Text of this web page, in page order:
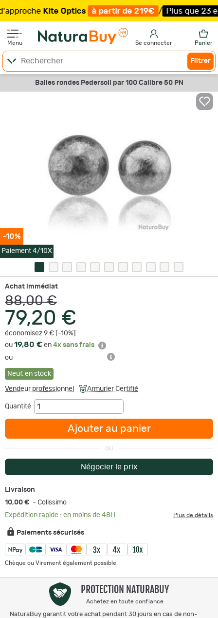
Kite Optics à partir de 219€ / Plus que 23
Menu Se connecter Panier
Filtrer
Balles rondes Pedersoli par 100 Calibre 50 PN
-10%
Paiement 4/10X
Achat immédiat
88,00 €
79,20 €
économisez 9 € [-10%]
ou 19,80 € en 4x sans frais
ou
Neuf, en stock
Vendeur professionnel Armurier Certifié
Quantité
Ajouter au panier
ou
Négocier le prix
Livraison
10,00 € - Colissimo
Expédition rapide : en moins de 48H
Plus de détails
Paiements sécurisés
Chèque ou Virement également possible.
PROTECTION NATURABUY
Achetez en toute confiance
NaturaBuy garantit votre achat pendant 30 jours en cas de non-